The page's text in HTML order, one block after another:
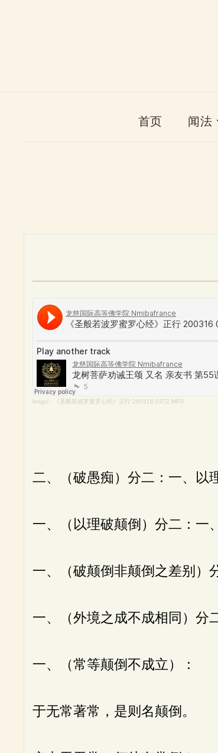
首页 闻法
longci · 《圣般若波罗蜜罗心经》正行 200316 0372.MP3
二、（破愚痴）分二：一、以
一、（以理破颠倒）分二：一
一、（破颠倒非颠倒之差别）
一、（外境之成不成相同）分
一、（常等颠倒不成立）：
于无常著常，是则名颠倒。